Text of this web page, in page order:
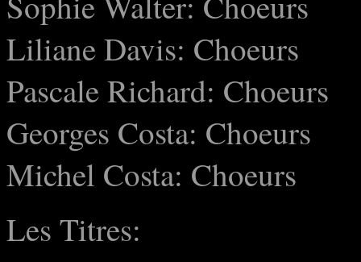
Liliane Davis: Choeurs
Pascale Richard: Choeurs
Georges Costa: Choeurs
Michel Costa: Choeurs
Les Titres: